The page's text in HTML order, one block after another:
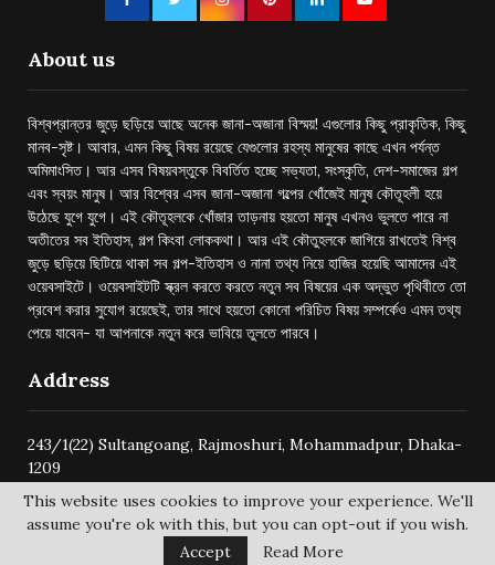
About us
বিশ্বপ্রান্তর জুড়ে ছড়িয়ে আছে অনেক জানা-অজানা বিস্ময়! এগুলোর কিছু প্রাকৃতিক, কিছু
মানব-সৃষ্ট। আবার, এমন কিছু বিষয় রয়েছে যেগুলোর রহস্য মানুষের কাছে এখন পর্যন্ত
অমিমাংসিত। আর এসব বিষয়বস্তুকে বিবর্তিত হচ্ছে সভ্যতা, সংস্কৃতি, দেশ-সমাজের গল্প
এবং স্বয়ং মানুষ। আর বিশ্বের এসব জানা-অজানা গল্পের খোঁজেই মানুষ কৌতূহলী হয়ে
উঠেছে যুগে যুগে। এই কৌতূহলকে খোঁজার তাড়নায় হয়তো মানুষ এখনও ভুলতে পারে না
অতীতের সব ইতিহাস, গল্প কিংবা লোককথা। আর এই কৌতুহলকে জাগিয়ে রাখতেই বিশ্ব
জুড়ে ছড়িয়ে ছিটিয়ে থাকা সব গল্প-ইতিহাস ও নানা তথ্য নিয়ে হাজির হয়েছি আমাদের এই
ওয়েবসাইটে। ওয়েবসাইটটি স্ক্রল করতে করতে নতুন সব বিষয়ের এক অদ্ভুত পৃথিবীতে তো
প্রবেশ করার সুযোগ রয়েছেই, তার সাথে হয়তো কোনো পরিচিত বিষয় সম্পর্কেও এমন তথ্য
পেয়ে যাবেন- যা আপনাকে নতুন করে ভাবিয়ে তুলতে পারবে।
Address
243/1(22) Sultangoang, Rajmoshuri, Mohammadpur, Dhaka-
1209
bishwoprantore.comAll Right Reserved.
This website uses cookies to improve your experience. We'll
assume you're ok with this, but you can opt-out if you wish.
Accept
Read More